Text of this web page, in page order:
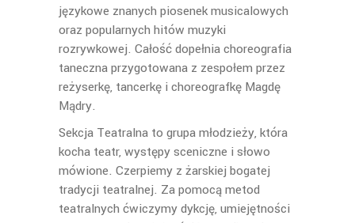
językowe znanych piosenek musicalowych
oraz popularnych hitów muzyki
rozrywkowej. Całość dopełnia choreografia
taneczna przygotowana z zespołem przez
reżyserkę, tancerkę i choreografkę Magdę
Mądry.
Sekcja Teatralna to grupa młodzieży, która
kocha teatr, występy sceniczne i słowo
mówione. Czerpiemy z żarskiej bogatej
tradycji teatralnej. Za pomocą metod
teatralnych ćwiczymy dykcję, umiejętności